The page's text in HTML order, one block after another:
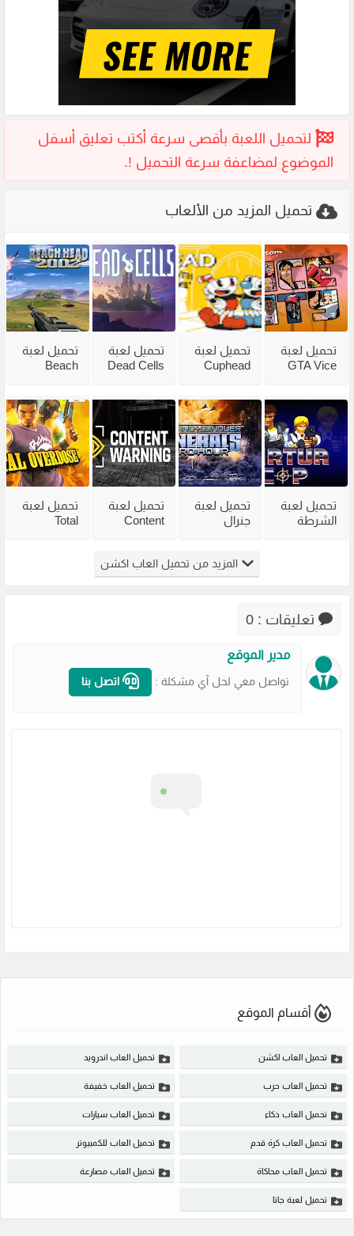
تحميل المزيد من الألعاب
تحميل لعبة
GTA Vice
مضغوطة
من ميديا
فاير
تحميل لعبة
Cuphead
فاير بحجم
صغير
تحميل لعبة
Dead Cells
الاضافات
تحميل لعبة
Beach
من ميديا
فاير
تحميل لعبة
الشرطة
تحميل لعبة
جنرال
Zero Hour
للكمبيوتر
تحميل لعبة
Content
من ميديا
فاير
تحميل لعبة
Total
مضغوطة
المزيد من تحميل العاب اكشن
تعليقات : 0
مدير الموقع
تواصل معي لحل آي مشكلة : اتصل بنا
أقسام الموقع
تحميل العاب اكشن تحميل العاب اندرويد
تحميل العاب حرب تحميل العاب خفيفة
تحميل العاب ذكاء تحميل العاب سيارات
تحميل العاب كرة قدم تحميل العاب للكمبيوتر
تحميل العاب محاكاة تحميل العاب مصارعة
تحميل لعبة جاتا